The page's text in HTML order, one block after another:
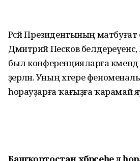
Рәсәй Президентының
Дмитрий Песков
был конферен­цияларға
әҙерләнә. Уның хәтере
һорауҙарға ҡағыҙға ҡарамай